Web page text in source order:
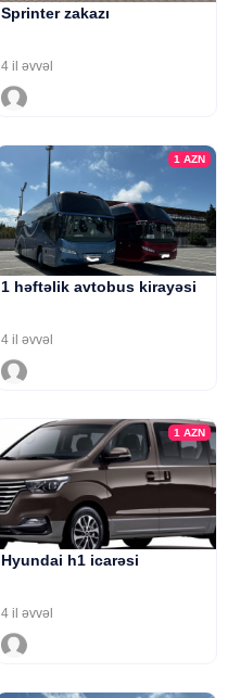
Sprinter zakazı
4 il əvvəl
1 AZN
1 həftəlik avtobus kirayəsi
4 il əvvəl
1 AZN
Hyundai h1 icarəsi
4 il əvvəl